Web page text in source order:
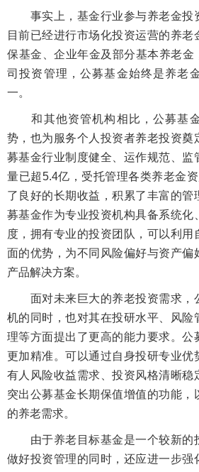
事实上，基金行业参与养老金投
目前已经进行市场化投资运营的养老
保基金、企业年金及部分基本养老金
司投资管理，公募基金始终是养老
一。
和其他资管机构相比，公募基金
势，也为服务个人投资者养老投资奠
募基金行业制度健全、运作规范、监
量已超5.4亿，受托管理各类养老金
了良好的长期收益，积累了丰富的管
募基金作为专业投资机构具备系统化
度，拥有专业的投资团队，可以利用
面的优势，为不同风险偏好与资产偏
产品解决方案。
面对未来巨大的养老投资需求，
机的同时，也对其在投研水平、风险
理等方面提出了更高的能力要求。公
更加精准。可以通过自身投研专业优
有人风险收益需求、投资风格清晰稳
突出公募基金长期保值增值的功能，
的养老需求。
由于养老目标基金是一个较新的
做好投资管理的同时，还应进一步强